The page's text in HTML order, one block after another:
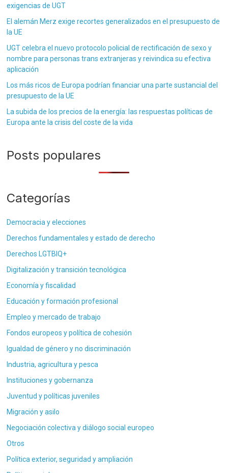
exigencias de UGT
El alemán Merz exige recortes generalizados en el presupuesto de
la UE
UGT celebra el nuevo protocolo policial de rectificación de sexo y
nombre para personas trans extranjeras y reivindica su efectiva
aplicación
Los más ricos de Europa podrían financiar una parte sustancial del
presupuesto de la UE
La subida de los precios de la energía: las respuestas políticas de
Europa ante la crisis del coste de la vida
Posts populares
Categorías
Democracia y elecciones
Derechos fundamentales y estado de derecho
Derechos LGTBIQ+
Digitalización y transición tecnológica
Economía y fiscalidad
Educación y formación profesional
Empleo y mercado de trabajo
Fondos europeos y política de cohesión
Igualdad de género y no discriminación
Industria, agricultura y pesca
Instituciones y gobernanza
Juventud y políticas juveniles
Migración y asilo
Negociación colectiva y diálogo social europeo
Otros
Política exterior, seguridad y ampliación